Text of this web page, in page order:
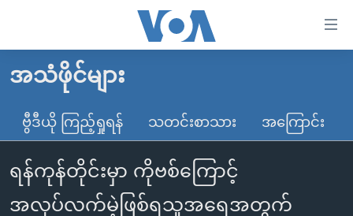
လွယ်ကူ
သည့်
Link
များ
ပင်မ
မူလစာမျက်နှာ
မြန်မာ
ကမ္ဘာ့သတင်းများ
နိုင်ငံတကာ
အမေရိကန်
ဗွီဒီယို
သတင်းလွတ်လပ်ခွင့်
အသံဖိုင်များ
ဗွီဒီယို ကြည့်ရှုရန် သတင်းစာသား အကြောင်း
ရန်ကုန်တိုင်းမှာ ကိုဗစ်ကြောင့်
အလုပ်လက်မဲ့ဖြစ်ရသူအရေအတွက်